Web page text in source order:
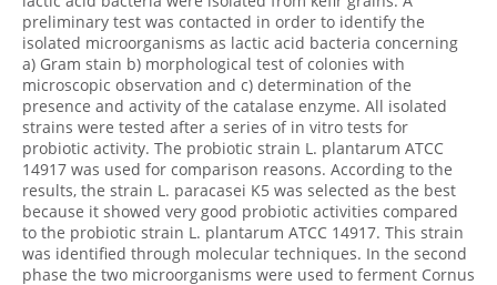
preliminary test was contacted in order to identify the
isolated microorganisms as lactic acid bacteria concerning
a) Gram stain b) morphological test of colonies with
microscopic observation and c) determination of the
presence and activity of the catalase enzyme. All isolated
strains were tested after a series of in vitro tests for
probiotic activity. The probiotic strain L. plantarum ATCC
14917 was used for comparison reasons. According to the
results, the strain L. paracasei K5 was selected as the best
because it showed very good probiotic activities compared
to the probiotic strain L. plantarum ATCC 14917. This strain
was identified through molecular techniques. In the second
phase the two microorganisms were used to ferment Cornus